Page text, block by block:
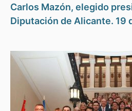
Carlos Mazón, elegido
Diputación de Alicante. 19